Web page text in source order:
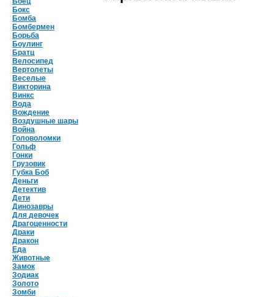
Бокс
Бомба
Бомбермен
Борьба
Боулинг
Братц
Велосипед
Вертолеты
Веселые
Викторина
Винкс
Вода
Вождение
Воздушные шары
Война
Головоломки
Гольф
Гонки
Грузовик
Губка Боб
Деньги
Детектив
Дети
Динозавры
Для девочек
Драгоценности
Драки
Дракон
Еда
Животные
Замок
Зодиак
Золото
Зомби